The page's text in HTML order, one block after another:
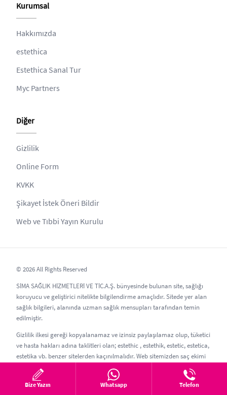
Kurumsal
Hakkımızda
estethica
Estethica Sanal Tur
Myc Partners
Diğer
Gizlilik
Online Form
KVKK
Şikayet İstek Öneri Bildir
Web ve Tıbbi Yayın Kurulu
© 2026 All Rights Reserved
SİMA SAĞLIK HİZMETLERİ VE TİC.A.Ş. bünyesinde bulunan site, sağlığı
koruyucu ve geliştirici nitelikte bilgilendirme amaçlıdır. Sitede yer alan
sağlık bilgileri, alanında uzman sağlık mensupları tarafından temin
edilmiştir.
Gizlilik ilkesi gereği kopyalanamaz ve izinsiz paylaşılamaz olup, tüketici
ve hasta hakları adına taklitleri olan; estethic , estethik, estetic, estetica,
estetika vb. benzer sitelerden kaçınılmalıdır. Web sitemizden saç ekimi
ve estetik cerrahi konularında bilgi alabilir, dilerseniz saç ekimi ve
estetik randevusu oluşturabilirsiniz.
Bize Yazın Whatsapp Telefon